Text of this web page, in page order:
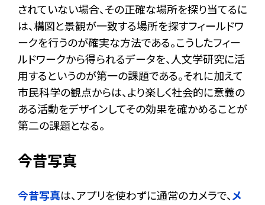
されていない場合、その正確な場所を探り当てるに
は、構図と景観が一致する場所を探すフィールドワ
ークを行うのが確実な方法である。こうしたフィー
ルドワークから得られるデータを、人文学研究に活
用するというのが第一の課題である。それに加えて
市民科学の観点からは、より楽しく社会的に意義の
ある活動をデザインしてその効果を確かめることが
第二の課題となる。
今昔写真
今昔写真は、アプリを使わずに通常のカメラで、 メ